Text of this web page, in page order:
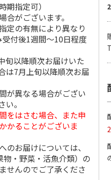
中元＞日本橋
屋総本店 フル
ジェリー ９個
円
・税込)
＜お中元＞彩果の宝
石 フルーツゼリー
コレクション（東日
3,570円
(送料・税込)
指定可）
がございます。
定の有無により異なり
付後1週間～10日程度
旬以降順次お届けいた
は7月上旬以降順次お届
が異なる場合がござい
。
をはさむ場合、また申
かることがございま
お届けについては、
・野菜・活魚介類）の
せんのでご了承くださ